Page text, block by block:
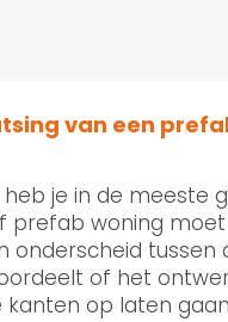
van een
je in de meeste
prefab woning
tussen
of het
kanten op laten